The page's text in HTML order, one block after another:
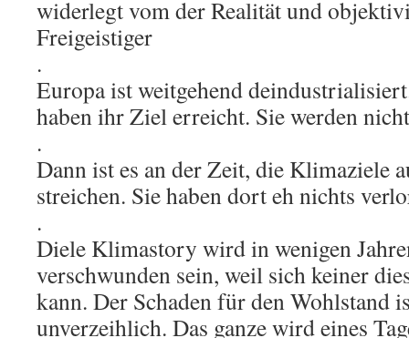
widerlegt vom der Realität und
Freigeistiger
.
Europa ist weitgehend
haben ihr Ziel erreicht. Sie werden
.
Dann ist es an der Zeit, die Klimaziele
streichen. Sie haben dort eh nichts
.
Diele Klimastory wird in wenigen
verschwunden sein, weil sich keiner
kann. Der Schaden für den Wohlstand
unverzeihlich. Das ganze wird eines